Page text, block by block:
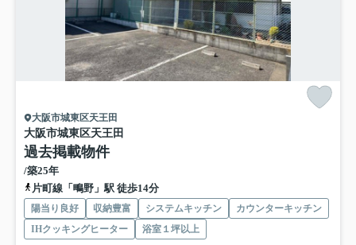
大阪市城東区天王田
大阪市城東区天王田
過去掲載物件
/築25年
片町線「鴫野」駅 徒歩14分
陽当り良好 収納豊富 システムキッチン
カウンターキッチン
IHクッキングヒーター
浴室１坪以上